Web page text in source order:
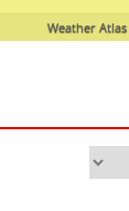
Weather Atlas